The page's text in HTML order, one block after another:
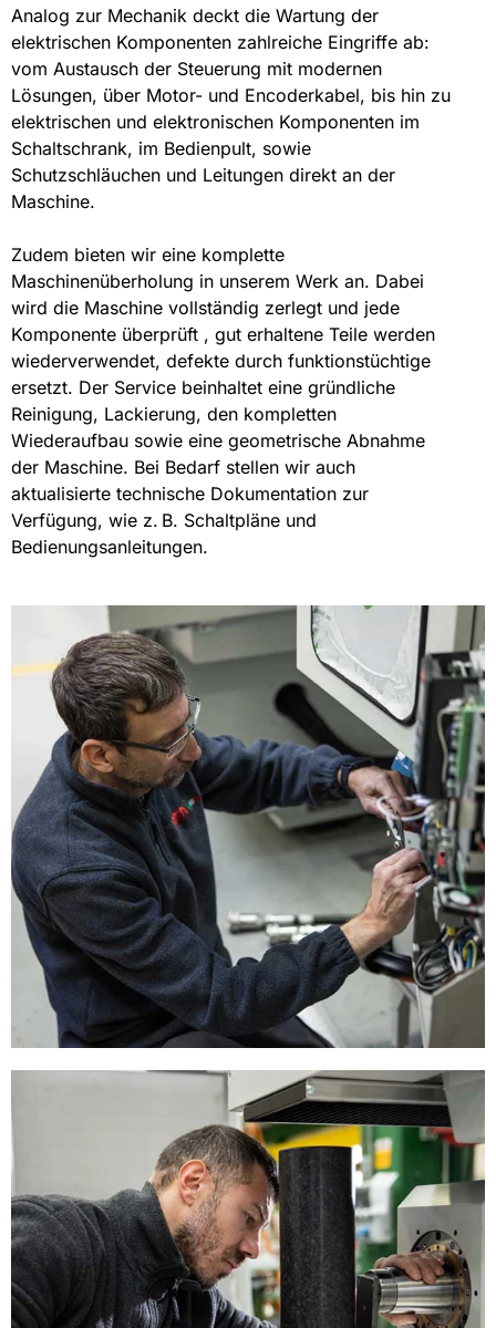
Analog zur Mechanik deckt die Wartung der
elektrischen Komponenten zahlreiche Eingriffe ab:
vom Austausch der Steuerung mit modernen
Lösungen, über Motor- und Encoderkabel, bis hin zu
elektrischen und elektronischen Komponenten im
Schaltschrank, im Bedienpult, sowie
Schutzschläuchen und Leitungen direkt an der
Maschine.
Zudem bieten wir eine komplette
Maschinenüberholung in unserem Werk an. Dabei
wird die Maschine vollständig zerlegt und jede
Komponente überprüft , gut erhaltene Teile werden
wiederverwendet, defekte durch funktionstüchtige
ersetzt. Der Service beinhaltet eine gründliche
Reinigung, Lackierung, den kompletten
Wiederaufbau sowie eine geometrische Abnahme
der Maschine. Bei Bedarf stellen wir auch
aktualisierte technische Dokumentation zur
Verfügung, wie z. B. Schaltpläne und
Bedienungsanleitungen.